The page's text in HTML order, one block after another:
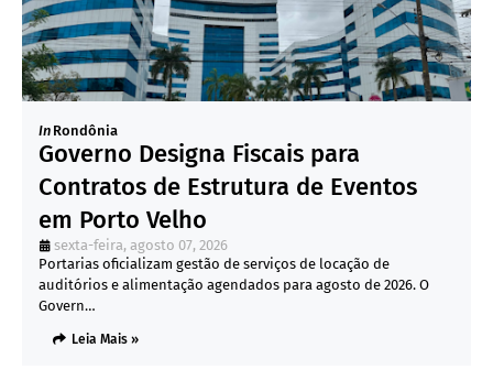
In Rondônia
Governo Designa Fiscais para
Contratos de Estrutura de Eventos
em Porto Velho
sexta-feira, agosto 07, 2026
Portarias oficializam gestão de serviços de locação de
auditórios e alimentação agendados para agosto de 2026. O
Govern…
Leia Mais »